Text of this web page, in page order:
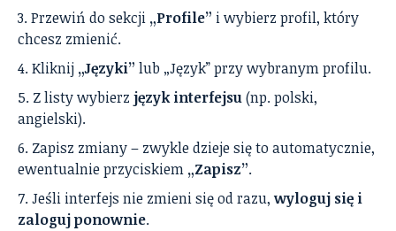
Przewiń do sekcji „Profile” i wybierz profil, który
chcesz zmienić.
Kliknij „Języki” lub „Język” przy wybranym profilu.
Z listy wybierz język interfejsu(np. polski,
angielski).
Zapisz zmiany – zwykle dzieje się to automatycznie,
ewentualnie przyciskiem „Zapisz”.
Jeśli interfejs nie zmieni się od razu,wyloguj się i
zaloguj ponownie.